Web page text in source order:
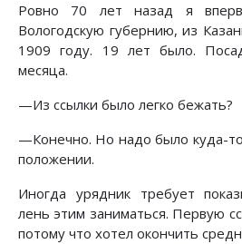
Ровно 70 лет назад я
Вологодскую губернию, из
1909 году. 19 лет было.
месяца.
—Из ссылки было легко бежать?
—Конечно. Но надо было куда-
положении.
Иногда урядник требует
лень этим заниматься. Первую
потому что хотел окончить